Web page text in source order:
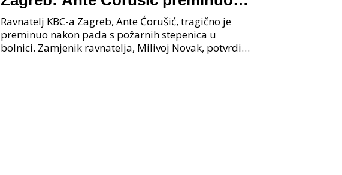
nakon pada u bolnici, policija na
mjestu događaja
Ravnatelj KBC-a Zagreb, Ante Ćorušić, tragično je
preminuo nakon pada s požarnih stepenica u
bolnici. Zamjenik ravnatelja, Milivoj Novak, potvrdio